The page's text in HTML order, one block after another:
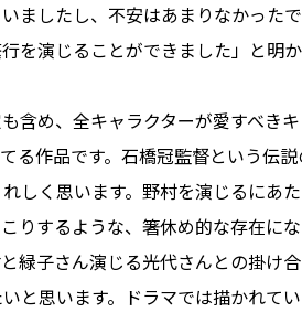
ましたし、不安はあまりなかった
を演じることができました」と明
含め、全キャラクターが愛すべき
る作品です。石橋冠監督という伝
しく思います。野村を演じるにあ
りするような、箸休め的な存在に
緑子さん演じる光代さんとの掛け
と思います。ドラマでは描かれて